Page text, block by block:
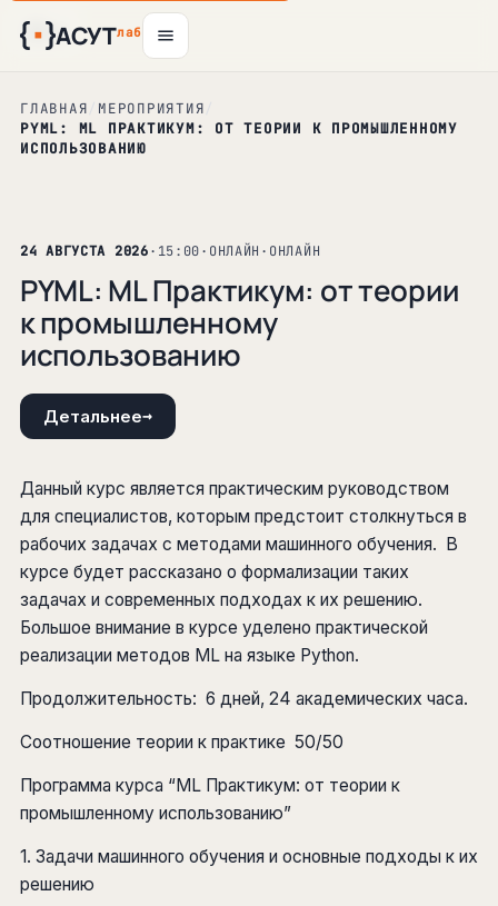
АСУТлаб
ГЛАВНАЯ МЕРОПРИЯТИЯ
PYML: ML ПРАКТИКУМ: ОТ ТЕОРИИ К ПРОМЫШЛЕННОМУ
ИСПОЛЬЗОВАНИЮ
24 АВГУСТА 2026· 15:00· ОНЛАЙН · ОНЛАЙН
PYML: ML Практикум: от теории
к промышленному
использованию
Детальнее→
Данный курс является практическим руководством
для специалистов, которым предстоит столкнуться в
рабочих задачах с методами машинного обучения. В
курсе будет рассказано о формализации таких
задачах и современных подходах к их решению.
Большое внимание в курсе уделено практической
реализации методов ML на языке Python.
Продолжительность: 6 дней, 24 академических часа.
Соотношение теории к практике 50/50
Программа курса “ML Практикум: от теории к
промышленному использованию”
1. Задачи машинного обучения и основные подходы к их
решению
11 авг
15 авг
19 авг
28 сен